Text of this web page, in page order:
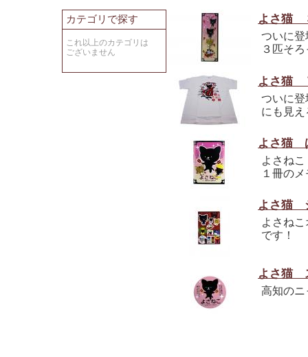
カテゴリで探す
これ以上のカテゴリは
ございません
よさ猫
ついに
３匹そ
よさ猫
ついに
にも見
よさ猫
よさね
１冊の
よさ猫
よさね
です！
よさ猫
高知の